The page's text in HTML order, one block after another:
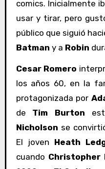
comics. Inicialmente
usar y tirar, pero
público que siguió
Batman y a Robin
Cesar Romero
los años 60, en la
protagonizada por
de Tim Burton
Nicholson se
El joven Heath
cuando Christopher